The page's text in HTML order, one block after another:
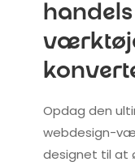
Opdag den
webdesign-
designet til at